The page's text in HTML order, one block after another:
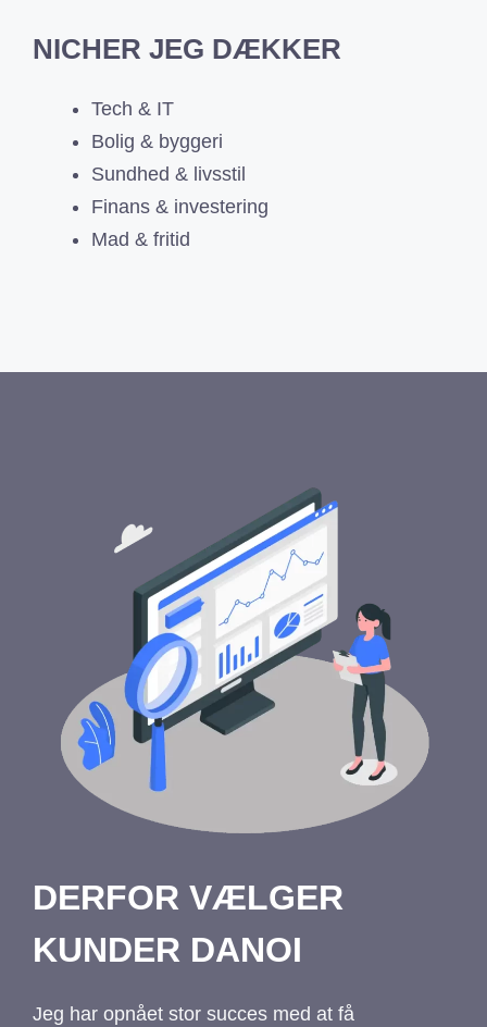
NICHER JEG DÆKKER
Tech & IT
Bolig & byggeri
Sundhed & livsstil
Finans & investering
Mad & fritid
DERFOR VÆLGER
KUNDER DANOI
Jeg har opnået stor succes med at få